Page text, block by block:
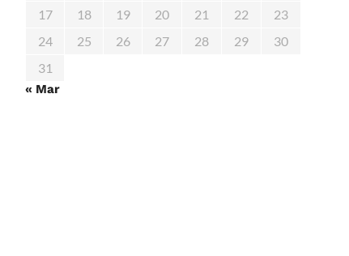
17
18 19 20 21 22
23
24
25 26 27 28 29
30
31
« Mar